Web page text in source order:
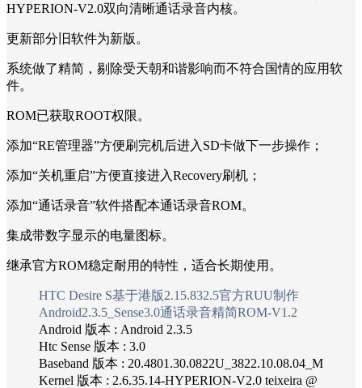
HYPERION-V2.0双向清晰通话录音内核。
更新部分旧软件为新版。
系统做了精简，剔除受天朝和谐影响而不符合国情的应用软
件。
ROM已获取ROOT权限。
添加“RE管理器”方便刷完机后进入SD卡做下一步操作；
添加“关机重启”方便直接进入Recovery刷机；
添加“通话录音”软件搭配本通话录音ROM。
集成带数字显示的电量图标。
继承官方ROM稳定耐用的特性，适合长期使用。
HTC Desire S基于港版2.15.832.5官方RUU制作
Android2.3.5_Sense3.0通话录音精简ROM-V1.2
Android 版本 : Android 2.3.5
Htc Sense 版本 : 3.0
Baseband 版本 : 20.4801.30.0822U_3822.10.08.04_M
Kernel 版本 : 2.6.35.14-HYPERION-V2.0 teixeira @